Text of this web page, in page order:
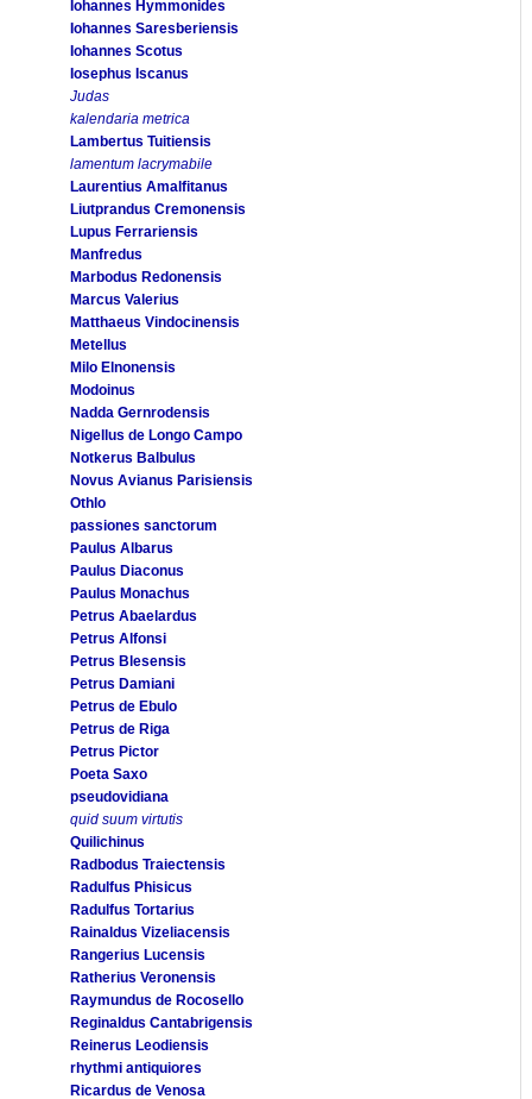
Iohannes Hymmonides
Iohannes Saresberiensis
Iohannes Scotus
Iosephus Iscanus
Judas
kalendaria metrica
Lambertus Tuitiensis
lamentum lacrymabile
Laurentius Amalfitanus
Liutprandus Cremonensis
Lupus Ferrariensis
Manfredus
Marbodus Redonensis
Marcus Valerius
Matthaeus Vindocinensis
Metellus
Milo Elnonensis
Modoinus
Nadda Gernrodensis
Nigellus de Longo Campo
Notkerus Balbulus
Novus Avianus Parisiensis
Othlo
passiones sanctorum
Paulus Albarus
Paulus Diaconus
Paulus Monachus
Petrus Abaelardus
Petrus Alfonsi
Petrus Blesensis
Petrus Damiani
Petrus de Ebulo
Petrus de Riga
Petrus Pictor
Poeta Saxo
pseudovidiana
quid suum virtutis
Quilichinus
Radbodus Traiectensis
Radulfus Phisicus
Radulfus Tortarius
Rainaldus Vizeliacensis
Rangerius Lucensis
Ratherius Veronensis
Raymundus de Rocosello
Reginaldus Cantabrigensis
Reinerus Leodiensis
rhythmi antiquiores
Ricardus de Venosa